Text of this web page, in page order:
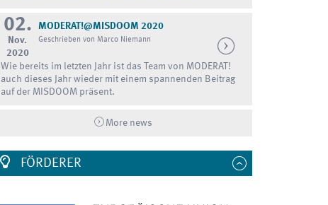
02.
Nov.
2020
MODERAT!@MISDOOM 2020
Geschrieben von Marco Niemann
Wie bereits im letzten Jahr ist das Team von MODERAT!
auch dieses Jahr wieder mit einem spannenden Beitrag
auf der MISDOOM präsent.
More news
FÖRDERER